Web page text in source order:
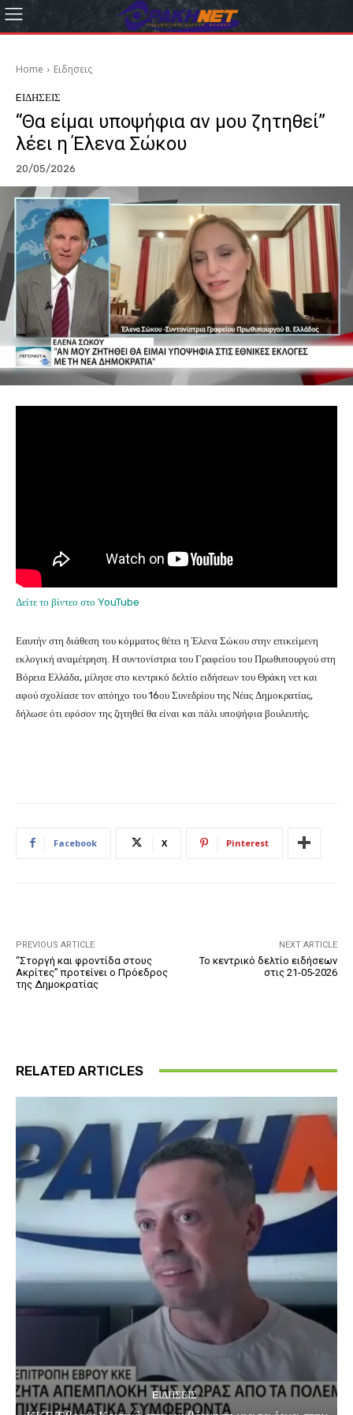
Home Eιδησεις
EΙΔΗΣΕΙΣ
“Θα είμαι υποψήφια αν μου ζητηθεί”
λέει η Έλενα Σώκου
20/05/2026
Δείτε το βίντεο στο YouTube
Εαυτήν στη διάθεση του κόμματος θέτει η Έλενα Σώκου στην επικείμενη
εκλογική αναμέτρηση. Η συντονίστρια του Γραφείου του Πρωθυπουργού στη
Βόρεια Ελλάδα, μίλησε στο κεντρικό δελτίο ειδήσεων του Θράκη νετ και
αφού σχολίασε τον απόηχο του 16ου Συνεδρίου της Νέας Δημοκρατίας,
δήλωσε ότι εφόσον της ζητηθεί θα είναι και πάλι υποψήφια βουλευτής.
Facebook X Pinterest
PREVIOUS ARTICLE
“Στοργή και φροντίδα στους
Ακρίτες” προτείνει ο Πρόεδρος
της Δημοκρατίας
NEXT ARTICLE
Το κεντρικό δελτίο ειδήσεων
στις 21-05-2026
RELATED ARTICLES
EΙΔΗΣΕΙΣ